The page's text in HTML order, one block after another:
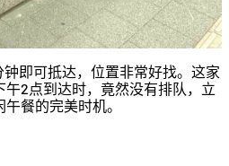
钟即可抵达，位置非常好找。这家
2点到达时，竟然没有排队，立
餐的完美时机。